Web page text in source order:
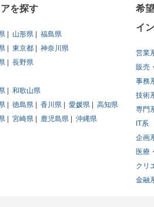
を探す
山形県
福島県
東京都
神奈川県
長野県
和歌山県
徳島県 香川県 愛媛県
高知県
宮崎県 鹿児島県
沖縄県
希
イ
営業
販売
事務
技術
専門
IT系
企画
医療
クリ
金融